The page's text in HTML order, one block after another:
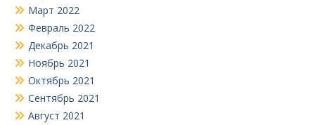
Март 2022
Февраль 2022
Декабрь 2021
Ноябрь 2021
Октябрь 2021
Сентябрь 2021
Август 2021